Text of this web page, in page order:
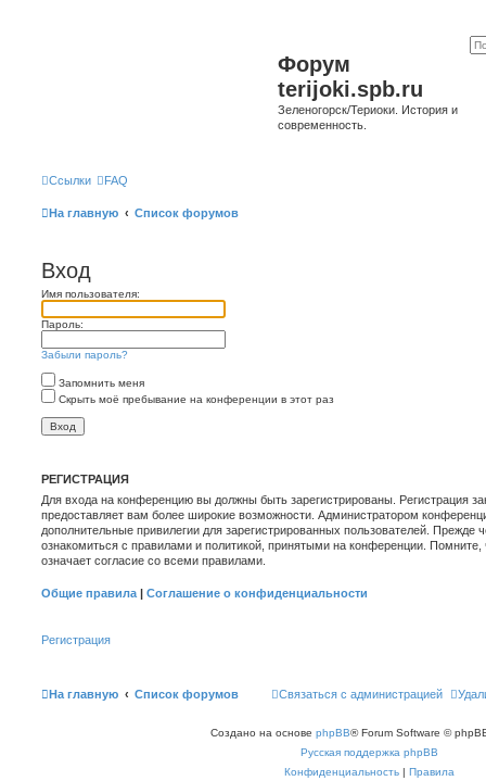
Форум
terijoki.spb.ru
Зеленогорск/Териоки. История и
современность.
Ссылки FAQ
На главную Список форумов
Вход
Имя пользователя:
Пароль:
Забыли пароль?
Запомнить меня
Скрыть моё пребывание на конференции в этот раз
РЕГИСТРАЦИЯ
Для входа на конференцию вы должны быть зарегистрированы. Регистрация
предоставляет вам более широкие возможности. Администратором
дополнительные привилегии для зарегистрированных пользователей. Прежде
ознакомиться с правилами и политикой, принятыми на конференции.
означает согласие со всеми правилами.
Общие правила | Соглашение о конфиденциальности
Регистрация
На главную Список форумов Связаться с администрацией
Создано на основе phpBB® Forum Software ©
Русская поддержка phpBB
Конфиденциальность | Правила